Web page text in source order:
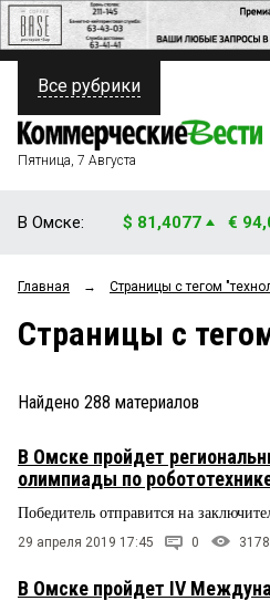
ПОЛИТИКА
ФИНАНСЫ
ОБЩЕСТВО
ЗАКОН
НОВОСТИ КОМПАНИЙ
СТИЛЬ ЖИЗНИ
Все рубрики
Пятница, 7 Августа
В Омске: $ 81,4077 €
Главная → Страницы c тегом
Страницы c
Найдено 288 материалов
В Омске пройдет
олимпиады по
Победитель отправится на
29 апреля 2019 17:45 0 3178
В Омске пройдет IV